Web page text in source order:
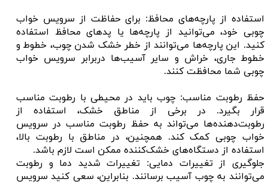
استفاده از پارچه‌های محافظ: برای حفاظت از سرویس خواب
چوبی خود، می‌توانید از پارچه‌ها یا پد‌های محافظ استفاده
کنید. این پارچه‌ها می‌توانند از خطر خشک شدن چوب، خطوط و
خطوط جاری، خراش و سایر آسیب‌ها دربرابر سرویس خواب
چوبی شما محافظت کنند.
حفظ رطوبت مناسب: چوب باید در محیطی با رطوبت مناسب
قرار بگیرد. در برخی از مناطق خشک، استفاده از
رطوبت‌دهنده‌ها می‌تواند به حفظ رطوبت مناسب در سرویس
خواب چوبی کمک کند. همچنین، در مناطق با رطوبت بالا،
استفاده از دستگاه‌های خشک‌کننده ممکن است لازم باشد.
جلوگیری از تغییرات دمایی: تغییرات شدید دما و رطوبت
می‌توانند به چوب آسیب برسانند. بنابراین، سعی کنید سرویس